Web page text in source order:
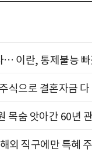
… 이란, 통제불능
식으로 결혼자금 다
목숨 앗아간 60년
외 직구에만 특혜